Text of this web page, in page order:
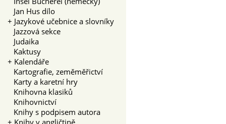
Jan Hus dílo
+ Jazykové učebnice a slovníky
Jazzová sekce
Judaika
Kaktusy
+ Kalendáře
Kartografie, zeměměřictví
Karty a karetní hry
Knihovna klasiků
Knihovnictví
Knihy s podpisem autora
+ Knihy v angličtině